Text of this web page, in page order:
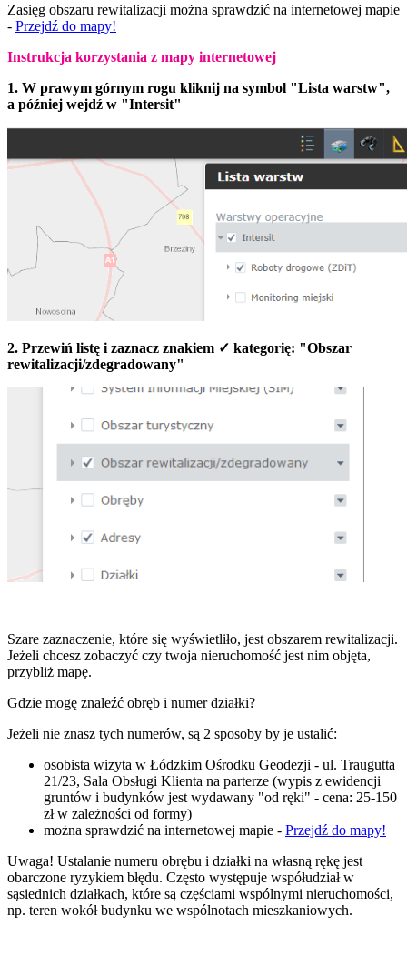
Zasięg obszaru rewitalizacji można sprawdzić na internetowej mapie
- Przejdź do mapy!
Instrukcja korzystania z mapy internetowej
1. W prawym górnym rogu kliknij na symbol "Lista warstw",
a później wejdź w "Intersit"
2. Przewiń listę i zaznacz znakiem ✓ kategorię: "Obszar
rewitalizacji/zdegradowany"
Szare zaznaczenie, które się wyświetliło, jest obszarem rewitalizacji.
Jeżeli chcesz zobaczyć czy twoja nieruchomość jest nim objęta,
przybliż mapę.
Gdzie mogę znaleźć obręb i numer działki?
Jeżeli nie znasz tych numerów, są 2 sposoby by je ustalić:
osobista wizyta w Łódzkim Ośrodku Geodezji - ul. Traugutta
21/23, Sala Obsługi Klienta na parterze (wypis z ewidencji
gruntów i budynków jest wydawany "od ręki" - cena: 25-150
zł w zależności od formy)
można sprawdzić na internetowej mapie - Przejdź do mapy!
Uwaga! Ustalanie numeru obrębu i działki na własną rękę jest
obarczone ryzykiem błędu. Często występuje współudział w
sąsiednich działkach, które są częściami wspólnymi nieruchomości,
np. teren wokół budynku we wspólnotach mieszkaniowych.